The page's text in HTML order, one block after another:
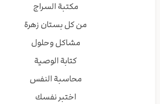
مكتبة السراج
من كل بستان زهرة
مشاكل وحلول
كتابة الوصية
محاسبة النفس
اختبر نفسك